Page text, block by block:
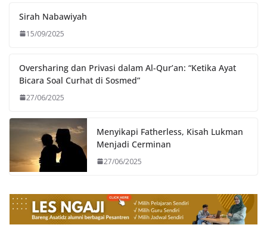
Sirah Nabawiyah
15/09/2025
Oversharing dan Privasi dalam Al-Qur’an: “Ketika Ayat
Bicara Soal Curhat di Sosmed”
27/06/2025
Menyikapi Fatherless, Kisah Lukman
Menjadi Cerminan
27/06/2025